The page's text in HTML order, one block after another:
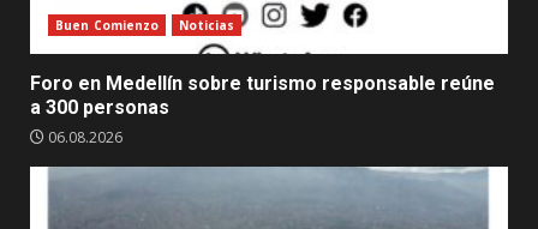
Buen Comienzo Noticias
Foro en Medellín sobre turismo responsable reúne
a 300 personas
06.08.2026